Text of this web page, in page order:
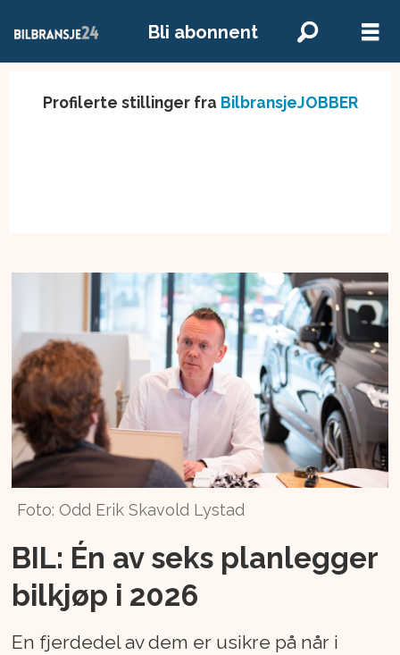
Bli abonnent
Profilerte stillinger fra BilbransjeJOBBER
Foto: Odd Erik Skavold Lystad
BIL: Én av seks planlegger
bilkjøp i 2026
En fjerdedel av dem er usikre på når i